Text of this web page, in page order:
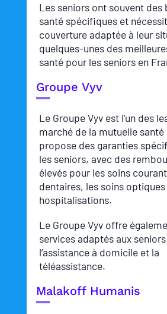
Les seniors ont souvent des
santé spécifiques et
couverture adaptée à leur
quelques-unes des
santé pour les seniors en
Groupe Vyv
Le Groupe Vyv est l’un des
marché de la mutuelle santé
propose des garanties
les seniors, avec des
élevés pour les soins
dentaires, les soins
hospitalisations.
Le Groupe Vyv offre
services adaptés aux
l’assistance à domicile et la
téléassistance.
Malakoff Humanis